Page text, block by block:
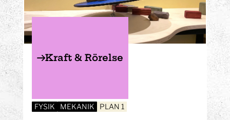
Kraft & Rörelse
FYSIK MEKANIK PLAN 1